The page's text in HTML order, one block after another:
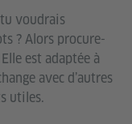
voudrais
? Alors procure-
est adaptée à
avec d’autres
utiles.